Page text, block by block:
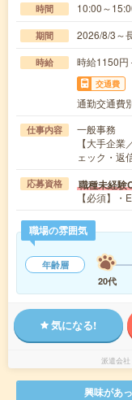
時間 10:00～
期間 2026/8/3～
時給 時給1150円
交通費
通勤交通費
仕事内容
一般事務
【大手企
ェック・返
応募資格 職種未経験
【必須】
職場の雰囲気
年齢層
20代
気になる!
派遣会社
興味があ